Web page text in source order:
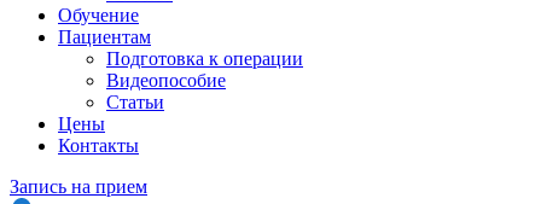
Обучение
Пациентам
Подготовка к операции
Видеопособие
Статьи
Цены
Контакты
Запись на прием